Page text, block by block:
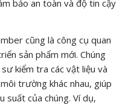
bảo an toàn và độ tin cậy
cũng là công cụ quan
sản phẩm mới. Chúng
kiểm tra các vật liệu và
trường khác nhau, giúp
suất của chúng. Ví dụ,